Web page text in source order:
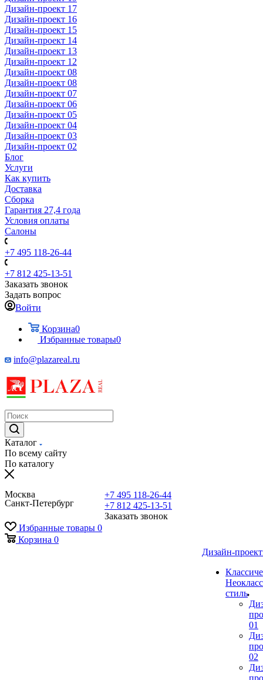
Дизайн-проект 17
Дизайн-проект 16
Дизайн-проект 15
Дизайн-проект 14
Дизайн-проект 13
Дизайн-проект 12
Дизайн-проект 08
Дизайн-проект 08
Дизайн-проект 07
Дизайн-проект 06
Дизайн-проект 05
Дизайн-проект 04
Дизайн-проект 03
Дизайн-проект 02
Блог
Услуги
Как купить
Доставка
Сборка
Гарантия 27,4 года
Условия оплаты
Салоны
+7 495 118-26-44
+7 812 425-13-51
Заказать звонок
Задать вопрос
Войти
Корзина0
Избранные товары0
info@plazareal.ru
Каталог
По всему сайту
По каталогу
Москва
Санкт-Петербург
+7 495 118-26-44
+7 812 425-13-51
Заказать звонок
Избранные товары 0
Корзина 0
Дизайн-
стиль
01
02